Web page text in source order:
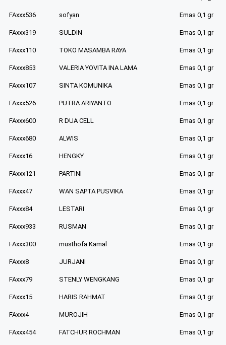
FAxxx536 sofyan Emas 0,1 gr
FAxxx319 SULDIN Emas 0,1 gr
FAxxx110 TOKO MASAMBA RAYA Emas 0,1 gr
FAxxx853 VALERIA YOVITA INA LAMA Emas 0,1 gr
FAxxx107 SINTA KOMUNIKA Emas 0,1 gr
FAxxx526 PUTRA ARIYANTO Emas 0,1 gr
FAxxx600 R DUA CELL Emas 0,1 gr
FAxxx680 ALWIS Emas 0,1 gr
FAxxx16 HENGKY Emas 0,1 gr
FAxxx121 PARTINI Emas 0,1 gr
FAxxx47 WAN SAPTA PUSVIKA Emas 0,1 gr
FAxxx84 LESTARI Emas 0,1 gr
FAxxx933 RUSMAN Emas 0,1 gr
FAxxx300 musthofa Kamal Emas 0,1 gr
FAxxx8 JURJANI Emas 0,1 gr
FAxxx79 STENLY WENGKANG Emas 0,1 gr
FAxxx15 HARIS RAHMAT Emas 0,1 gr
FAxxx4 MUROJIH Emas 0,1 gr
FAxxx454 FATCHUR ROCHMAN Emas 0,1 gr